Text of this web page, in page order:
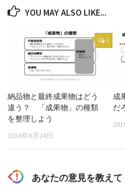
YOU MAY ALSO LIKE...
4
納品物と最終成果物はどう
違う？ 「成果物」の種類
を整理しよう
2016年6月24日
成
だ
あなたの意見を教え